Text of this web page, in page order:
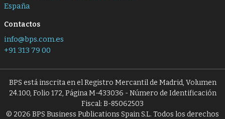
España
Contactos
info@bps.com.es
+91 313 79 00
BPS está inscrita en el Registro Mercantil de Madrid, Volumen
24.100, Folio 172, Página M-433036 - Número de Identificación
Fiscal: B-85062503
© 2026 BPS Business Publications Spain S.L. Todos los derechos